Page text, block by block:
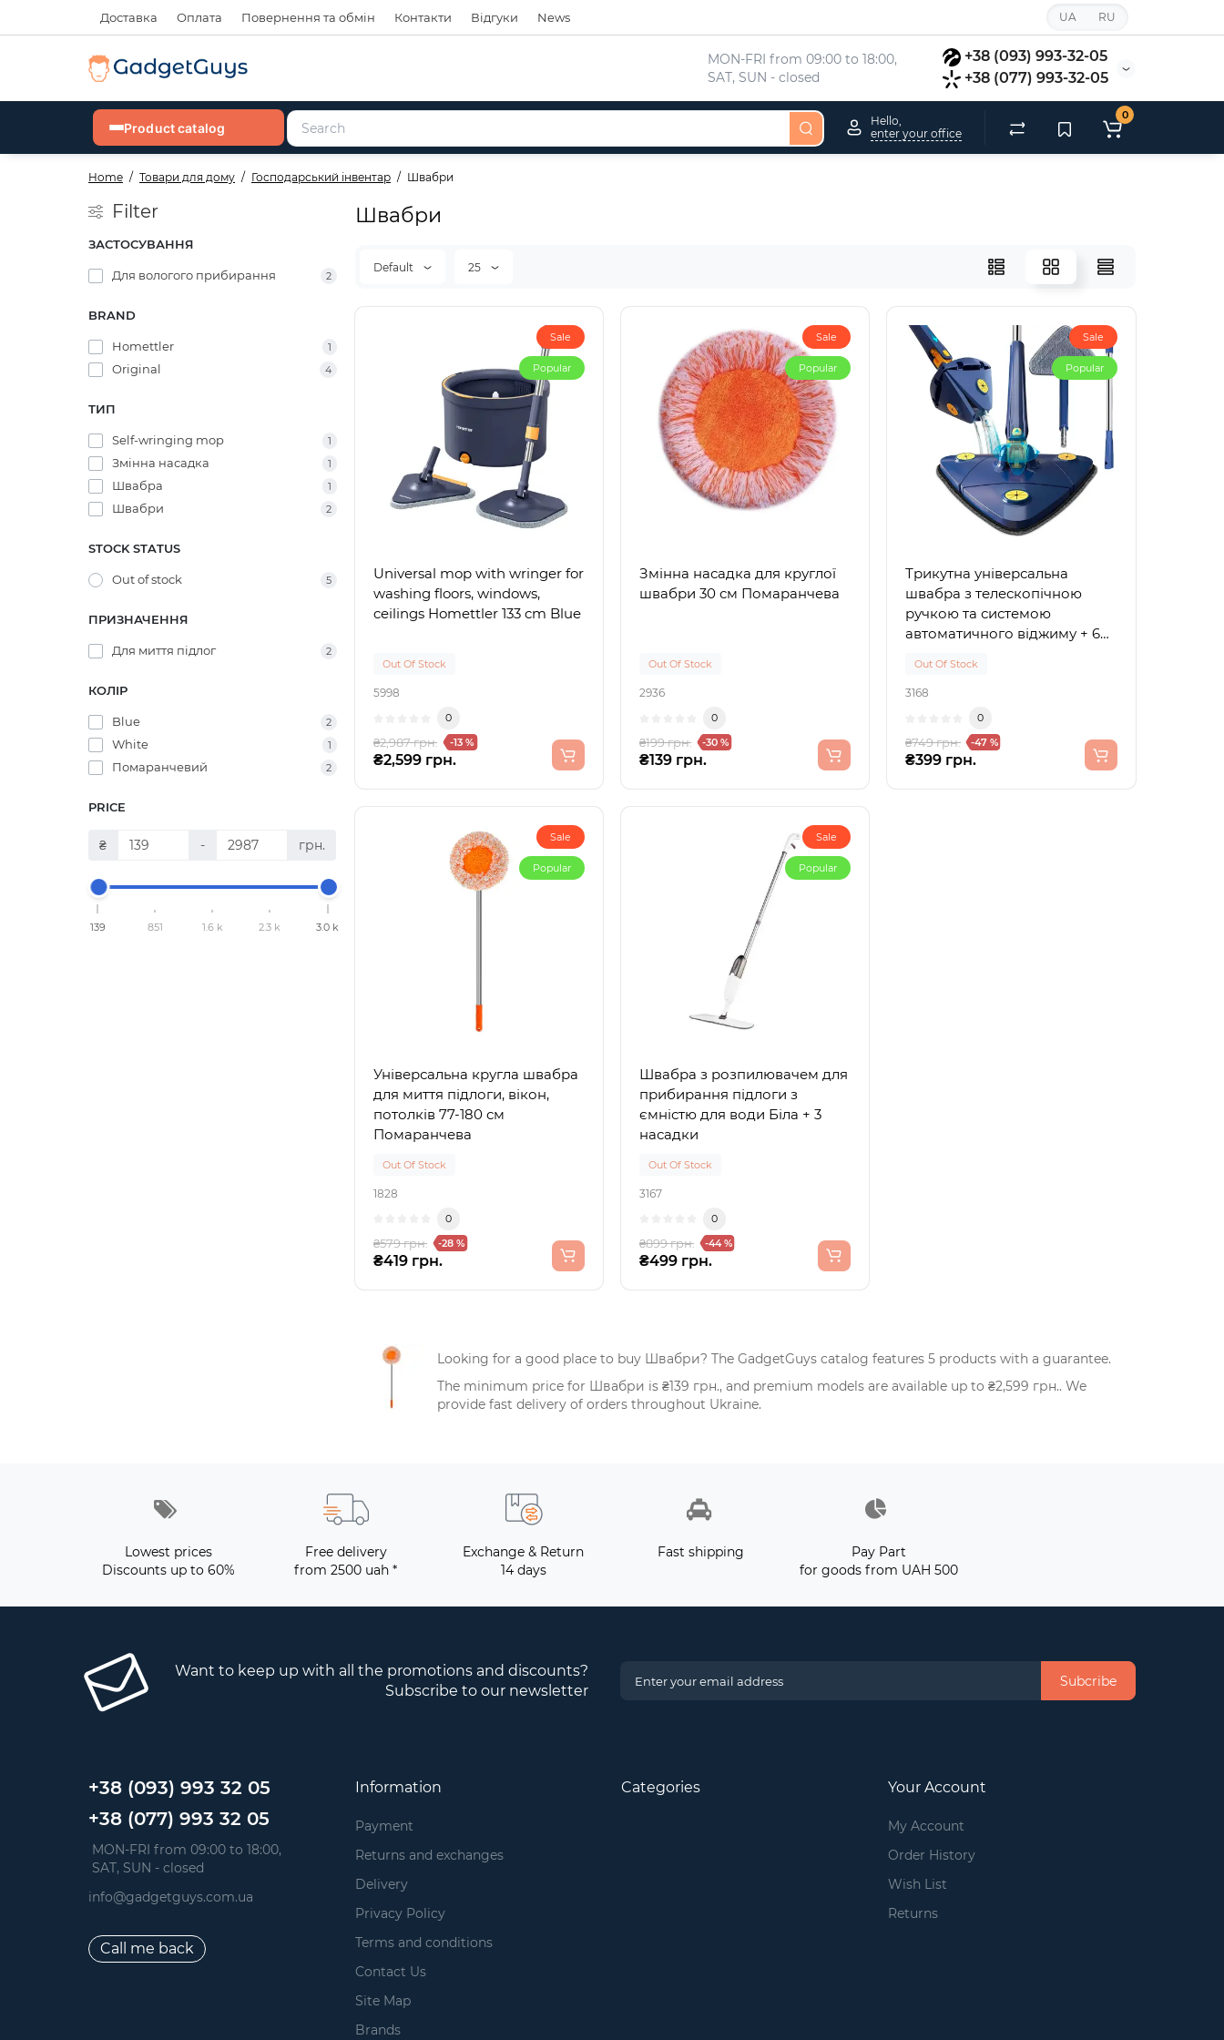
Доставка Оплата Повернення та обмін Контакти Відгуки News UA RU
MON-FRI from 09:00 to 18:00,
SAT, SUN - closed
+38 (093) 993-32-05
+38 (077) 993-32-05
Product catalog
Hello,
enter your office
0
Home Товари для дому Господарський інвентар Швабри
Filter
ЗАСТОСУВАННЯ
Для вологого прибирання 2
BRAND
Homettler 1
Original 4
ТИП
Self-wringing mop 1
Змінна насадка 1
Швабра 1
Швабри 2
STOCK STATUS
Out of stock 5
ПРИЗНАЧЕННЯ
Для миття підлог 2
КОЛІР
Blue 2
White 1
Помаранчевий 2
PRICE
₴ - грн.
139 851 1.6 k 2.3 k 3.0 k
Швабри
Default 25
Sale
Popular
Universal mop with wringer for
washing floors, windows,
ceilings Homettler 133 cm Blue
Out Of Stock
5998
0
₴2,987 грн. -13 %
₴2,599 грн.
Sale
Popular
Змінна насадка для круглої
швабри 30 см Помаранчева
Out Of Stock
2936
0
₴199 грн. -30 %
₴139 грн.
Sale
Popular
Трикутна універсальна
швабра з телескопічною
ручкою та системою
автоматичного віджиму + 6
Out Of Stock
3168
0
₴749 грн. -47 %
₴399 грн.
Sale
Popular
Універсальна кругла швабра
для миття підлоги, вікон,
потолків 77-180 см
Помаранчева
Out Of Stock
1828
0
₴579 грн. -28 %
₴419 грн.
Sale
Popular
Швабра з розпилювачем для
прибирання підлоги з
ємністю для води Біла + 3
насадки
Out Of Stock
3167
0
₴899 грн. -44 %
₴499 грн.
Looking for a good place to buy Швабри? The GadgetGuys catalog features 5 products with a guarantee.
The minimum price for Швабри is ₴139 грн., and premium models are available up to ₴2,599 грн.. We
provide fast delivery of orders throughout Ukraine.
Lowest prices
Discounts up to 60%
Free delivery
from 2500 uah *
Exchange & Return
14 days
Fast shipping
Pay Part
for goods from UAH 500
Want to keep up with all the promotions and discounts?
Subscribe to our newsletter
Subcribe
+38 (093) 993 32 05
+38 (077) 993 32 05
MON-FRI from 09:00 to 18:00,
SAT, SUN - closed
info@gadgetguys.com.ua
Call me back
Information
Payment
Returns and exchanges
Delivery
Privacy Policy
Terms and conditions
Contact Us
Site Map
Brands
Categories Your Account
My Account
Order History
Wish List
Returns